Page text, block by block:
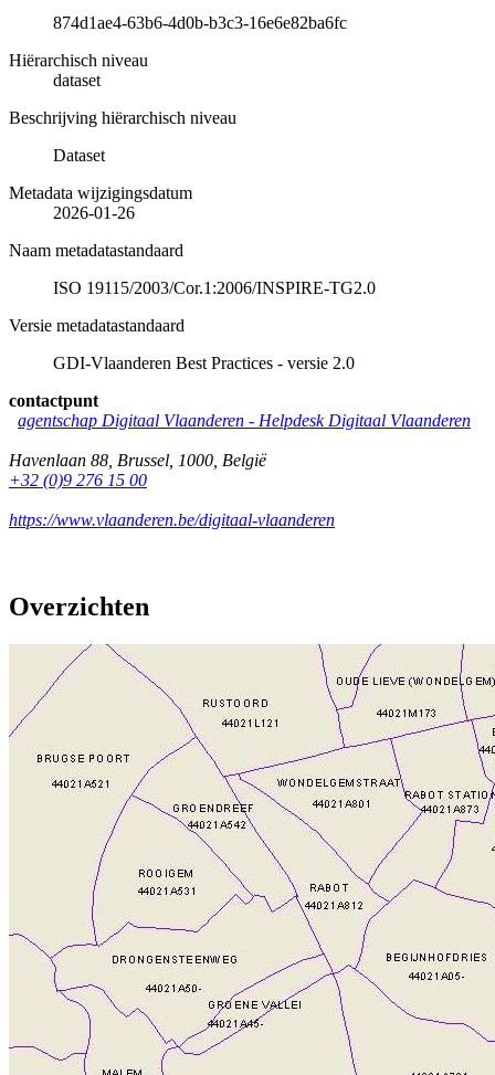
874d1ae4-63b6-4d0b-b3c3-16e6e82ba6fc
Hiërarchisch niveau
dataset
Beschrijving hiërarchisch niveau
Dataset
Metadata wijzigingsdatum
2026-01-26
Naam metadatastandaard
ISO 19115/2003/Cor.1:2006/INSPIRE-TG2.0
Versie metadatastandaard
GDI-Vlaanderen Best Practices - versie 2.0
contactpunt
agentschap Digitaal Vlaanderen - Helpdesk Digitaal Vlaanderen
Havenlaan 88 Brussel 1000 België
+32 (0)9 276 15 00
https://www.vlaanderen.be/digitaal-vlaanderen
Overzichten